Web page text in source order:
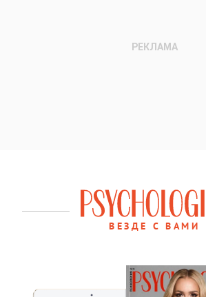
ВЕЗДЕ С ВАМИ